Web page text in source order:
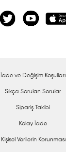
İade ve Değişim Koşulları
Sıkça Sorulan Sorular
Sipariş Takibi
Kolay İade
Kişisel Verilerin Korunması